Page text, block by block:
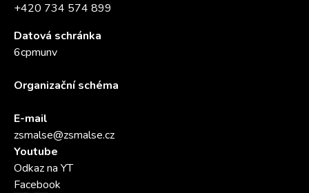
+420 734 574 899
Datová schránka
6cpmunv
Organizační schéma
E-mail
zsmalse@zsmalse.cz
Youtube
Odkaz na YT
Facebook